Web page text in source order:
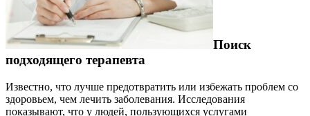
Поиск
подходящего терапевта
Известно, что лучше предотвратить или избежать проблем со
здоровьем, чем лечить заболевания. Исследования
показывают, что у людей, пользующихся услугами